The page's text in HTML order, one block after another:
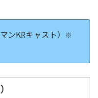
ンKRキャスト）
※